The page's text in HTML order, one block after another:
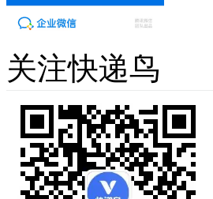
关注快递鸟